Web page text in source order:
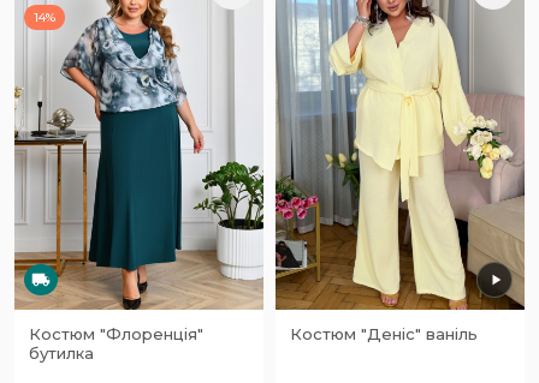
14%
Костюм "Флоренція"
бутилка
Костюм "Деніс" ваніль